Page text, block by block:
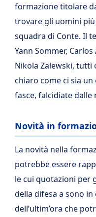
formazione titolare
trovare gli uomini
squadra di Conte. Il
Yann Sommer,
Nikola Zalewski,
chiaro come ci sia
fasce, falcidiate dalle
Novità in
La novità nella
potrebbe essere
le cui quotazioni per
della difesa a sono
dell’ultim’ora che